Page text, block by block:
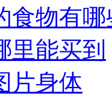
食物有
里能买到
片身体